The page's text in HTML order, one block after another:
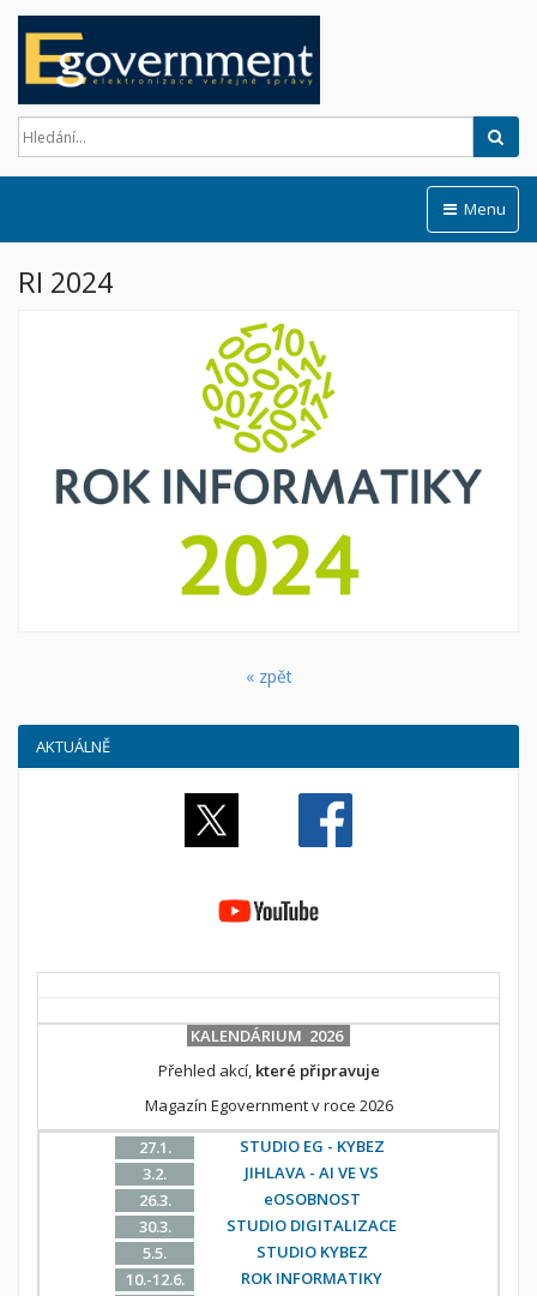
Menu
RI 2024
« zpět
AKTUÁLNĚ
KALENDÁRIUM 2026
Přehled akcí, které připravuje
Magazín Egovernment v roce 2026
27.1.
STUDIO EG - KYBEZ
3.2.
JIHLAVA - AI VE VS
26.3.
eOSOBNOST
30.3.
STUDIO DIGITALIZACE
5.5.
STUDIO KYBEZ
10.-12.6.
ROK INFORMATIKY